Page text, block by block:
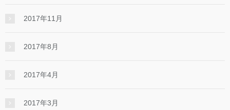
2017年11月
2017年8月
2017年4月
2017年3月